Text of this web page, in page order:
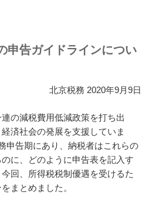
申告ガイドラインについ
北京税務 2020年9月9日
の減税費用低減政策を打ち出
済社会の発展を支援していま
申告期にあり、納税者はこれらの
に、どのように申告表を記入す
回、所得税税制優遇を受けるた
まとめました。